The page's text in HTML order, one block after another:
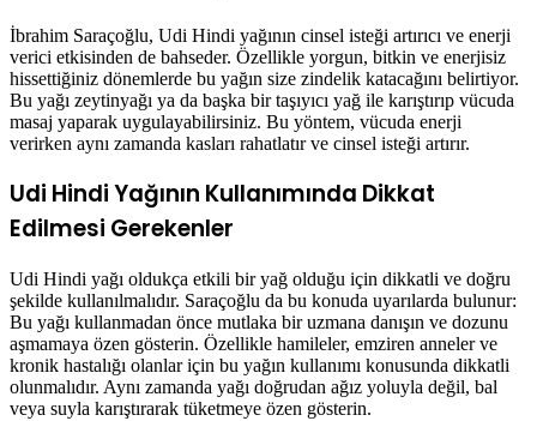
İbrahim Saraçoğlu, Udi Hindi yağının cinsel isteği artırıcı ve enerji
verici etkisinden de bahseder. Özellikle yorgun, bitkin ve enerjisiz
hissettiğiniz dönemlerde bu yağın size zindelik katacağını belirtiyor.
Bu yağı zeytinyağı ya da başka bir taşıyıcı yağ ile karıştırıp vücuda
masaj yaparak uygulayabilirsiniz. Bu yöntem, vücuda enerji
verirken aynı zamanda kasları rahatlatır ve cinsel isteği artırır.
Udi Hindi Yağının Kullanımında Dikkat
Edilmesi Gerekenler
Udi Hindi yağı oldukça etkili bir yağ olduğu için dikkatli ve doğru
şekilde kullanılmalıdır. Saraçoğlu da bu konuda uyarılarda bulunur:
Bu yağı kullanmadan önce mutlaka bir uzmana danışın ve dozunu
aşmamaya özen gösterin. Özellikle hamileler, emziren anneler ve
kronik hastalığı olanlar için bu yağın kullanımı konusunda dikkatli
olunmalıdır. Aynı zamanda yağı doğrudan ağız yoluyla değil, bal
veya suyla karıştırarak tüketmeye özen gösterin.